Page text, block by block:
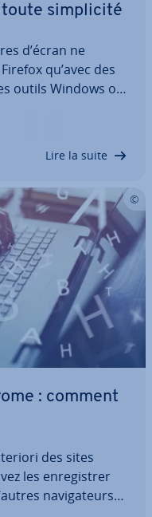
toute sim­pli­cité
d’écran ne
qu’avec des
outils Windows ou
: Firefox Screen­
Lire la suite
: comment
des sites
les en­re­gis­trer
na­vi­ga­teurs,